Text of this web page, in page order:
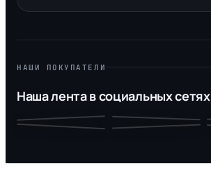
НАШИ ПОКУПАТЕЛИ
Наша лента в социальных сетях